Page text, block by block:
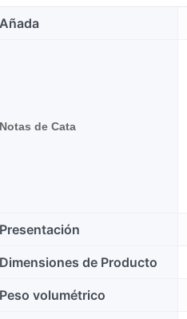
Añada
Notas de Cata
Presentación
Dimensiones de Producto
Peso volumétrico